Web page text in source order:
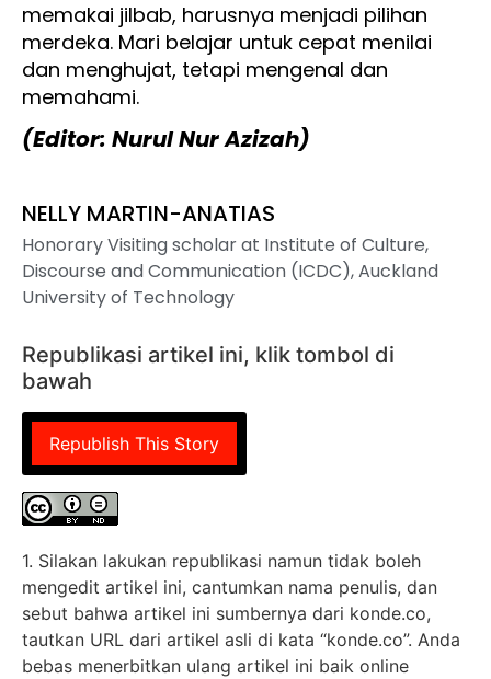
memakai jilbab, harusnya menjadi pilihan
merdeka. Mari belajar untuk cepat menilai
dan menghujat, tetapi mengenal dan
memahami.
(Editor: Nurul Nur Azizah)
NELLY MARTIN-ANATIAS
Honorary Visiting scholar at Institute of Culture,
Discourse and Communication (ICDC), Auckland
University of Technology
Republikasi artikel ini, klik tombol di
bawah
Republish This Story
1. Silakan lakukan republikasi namun tidak boleh
mengedit artikel ini, cantumkan nama penulis, dan
sebut bahwa artikel ini sumbernya dari konde.co,
tautkan URL dari artikel asli di kata “konde.co”. Anda
bebas menerbitkan ulang artikel ini baik online